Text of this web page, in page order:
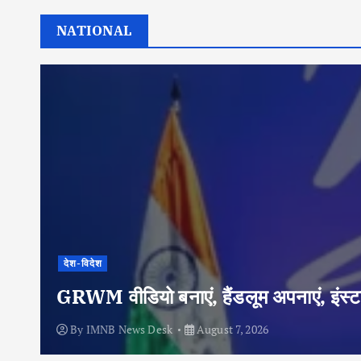
NATIONAL
देश-विदेश
GRWM वीडियो बनाएं, हैंडलूम अपनाएं,
By IMNB News Desk August 7, 2026